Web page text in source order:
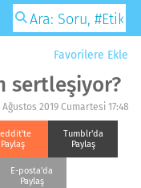
Favorilere Ekle
sertleşiyor?
Ağustos 2019 Cumartesi 17:48
Paylaş
Tumblr'da
Paylaş
E-posta'da
Paylaş